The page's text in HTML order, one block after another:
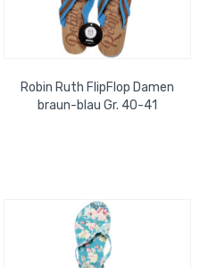
Robin Ruth FlipFlop Damen
braun-blau Gr. 40-41